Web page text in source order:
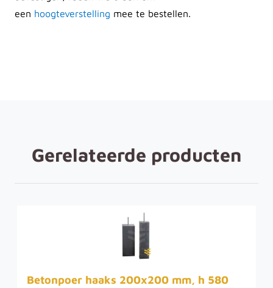
een hoogteverstelling mee te bestellen.
Gerelateerde producten
Betonpoer haaks 200x200 mm, h 580